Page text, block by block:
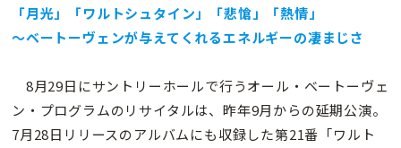
「月光」「ワルトシュタイン」「悲愴」「熱情」
〜ベートーヴェンが与えてくれるエネルギーの凄まじさ
8月29日にサントリーホールで行うオール・ベートーヴェ
ン・プログラムのリサイタルは、昨年9月からの延期公演。
7月28日リリースのアルバムにも収録した第21番「ワルト